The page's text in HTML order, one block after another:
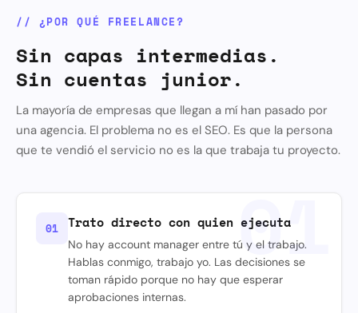
// ¿POR QUÉ FREELANCE?
Sin capas intermedias.
Sin cuentas junior.
La mayoría de empresas que llegan a mí han pasado por
una agencia. El problema no es el SEO. Es que la persona
que te vendió el servicio no es la que trabaja tu proyecto.
01
01 Trato directo con quien ejecuta
No hay account manager entre tú y el trabajo.
Hablas conmigo, trabajo yo. Las decisiones se
toman rápido porque no hay que esperar
aprobaciones internas.